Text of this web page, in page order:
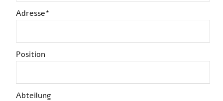
Adresse*
Position
Abteilung